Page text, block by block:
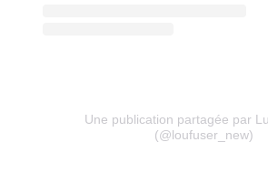
Une publication partagée par
(@loufuser_new)